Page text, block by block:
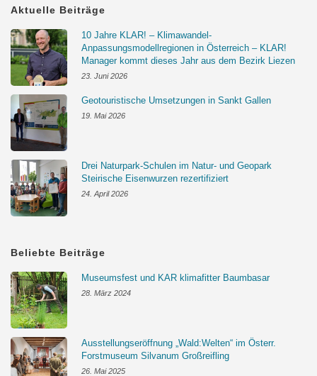
Aktuelle Beiträge
10 Jahre KLAR! – Klimawandel-
Anpassungsmodellregionen in Österreich – KLAR!
Manager kommt dieses Jahr aus dem Bezirk Liezen
23. Juni 2026
Geotouristische Umsetzungen in Sankt Gallen
19. Mai 2026
Drei Naturpark-Schulen im Natur- und Geopark
Steirische Eisenwurzen rezertifiziert
24. April 2026
Beliebte Beiträge
Museumsfest und KAR klimafitter Baumbasar
28. März 2024
Ausstellungseröffnung „Wald:Welten“ im Österr.
Forstmuseum Silvanum Großreifling
26. Mai 2025